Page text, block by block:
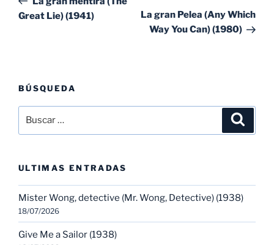
entradas
Great Lie) (1941)
La gran Pelea (Any Which
Way You Can) (1980)
BÚSQUEDA
por:
ULTIMAS ENTRADAS
Mister Wong, detective (Mr. Wong, Detective) (1938)
18/07/2026
Give Me a Sailor (1938)